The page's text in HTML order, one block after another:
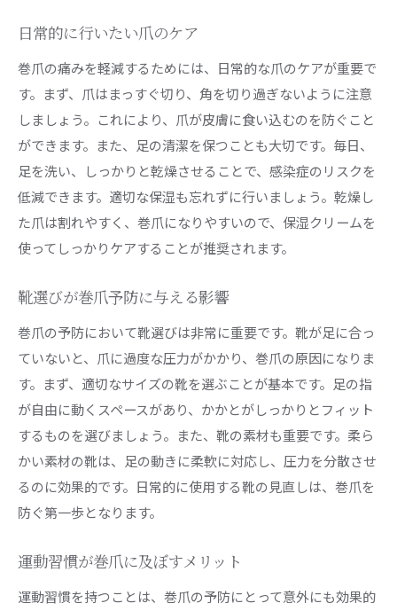
日常的に行いたい爪のケア
巻爪の痛みを軽減するためには、日常的な爪のケアが重要で
す。まず、爪はまっすぐ切り、角を切り過ぎないように注意
しましょう。これにより、爪が皮膚に食い込むのを防ぐこと
ができます。また、足の清潔を保つことも大切です。毎日、
足を洗い、しっかりと乾燥させることで、感染症のリスクを
低減できます。適切な保湿も忘れずに行いましょう。乾燥し
た爪は割れやすく、巻爪になりやすいので、保湿クリームを
使ってしっかりケアすることが推奨されます。
靴選びが巻爪予防に与える影響
巻爪の予防において靴選びは非常に重要です。靴が足に合っ
ていないと、爪に過度な圧力がかかり、巻爪の原因になりま
す。まず、適切なサイズの靴を選ぶことが基本です。足の指
が自由に動くスペースがあり、かかとがしっかりとフィット
するものを選びましょう。また、靴の素材も重要です。柔ら
かい素材の靴は、足の動きに柔軟に対応し、圧力を分散させ
るのに効果的です。日常的に使用する靴の見直しは、巻爪を
防ぐ第一歩となります。
運動習慣が巻爪に及ぼすメリット
運動習慣を持つことは、巻爪の予防にとって意外にも効果的